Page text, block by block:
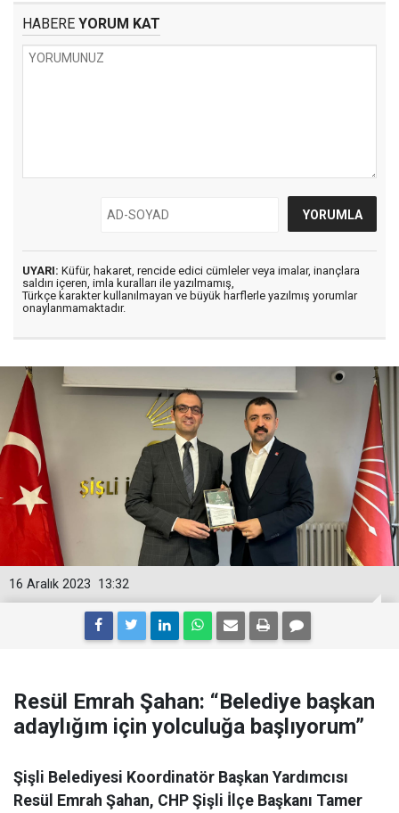
HABERE YORUM KAT
UYARI: Küfür, hakaret, rencide edici cümleler veya imalar, inançlara
saldırı içeren, imla kuralları ile yazılmamış,
Türkçe karakter kullanılmayan ve büyük harflerle yazılmış yorumlar
onaylanmamaktadır.
13:32
16 Aralık 2023
Resül Emrah Şahan: “Belediye başkan
adaylığım için yolculuğa başlıyorum”
Şişli Belediyesi Koordinatör Başkan Yardımcısı
Resül Emrah Şahan, CHP Şişli İlçe Başkanı Tamer